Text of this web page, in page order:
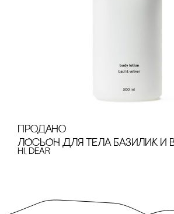
продано
ЛОсЬОН ДЛЯ ТЕЛА БАЗИЛИК И
hi, dear